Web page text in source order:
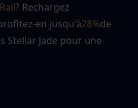
? Rechargez
en jusqu'à28%de
Stellar Jade pour une